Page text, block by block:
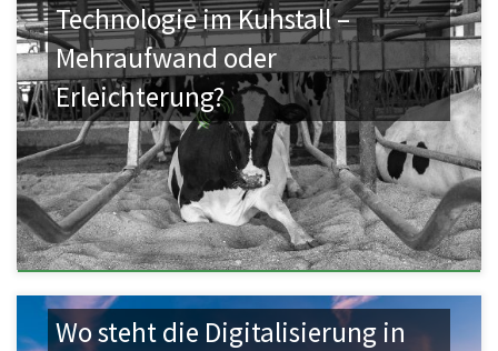
Technologie im Kuhstall –
Mehraufwand oder
Erleichterung?
Wo steht die Digitalisierung in